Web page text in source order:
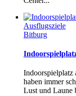
Ausflugsziele
Bitburg
haben immer
Lust und Laune